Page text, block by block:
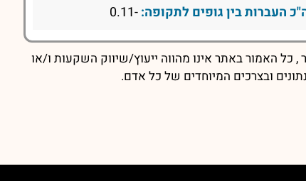
העברות בין גופים לתקופה:-0.11
האמור באתר אינו מהווה ייעוץ/שיווק השקעות ו/או
ובצרכים המיוחדים של כל אדם.